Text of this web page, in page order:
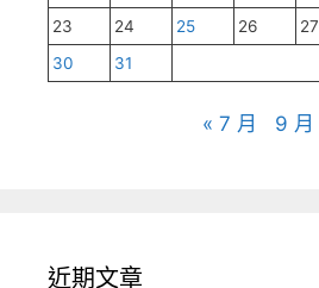
23
24 25 26 27
30
31
« 7 月 9 月
近期文章